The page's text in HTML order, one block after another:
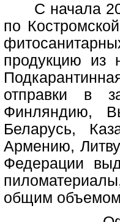
С начала
по
продукцию из
отправки в
Финляндию,
Беларусь,
Армению,
Федерации
общим